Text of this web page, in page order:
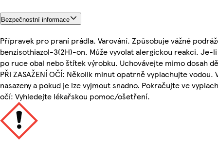
Bezpečnostní informace
Přípravek pro praní prádla. Varování. Způsobuje vážné
benzisothiazol-3(2H)-on. Může vyvolat alergickou reakci.
po ruce obal nebo štítek výrobku. Uchovávejte mimo dosah
PŘI ZASAŽENÍ OČÍ: Několik minut opatrně vyplachujte
nasazeny a pokud je lze vyjmout snadno. Pokračujte ve
očí: Vyhledejte lékařskou pomoc/ošetření.